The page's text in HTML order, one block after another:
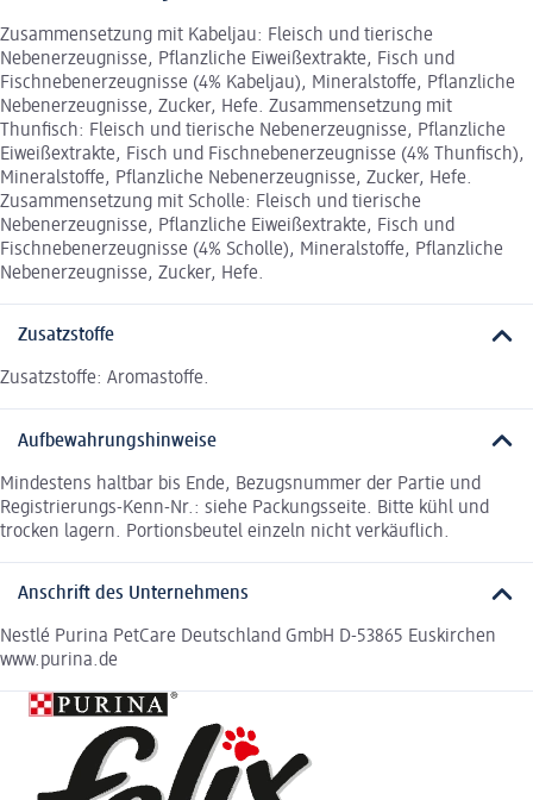
Zusammensetzung mit Kabeljau: Fleisch und tierische
Nebenerzeugnisse, Pflanzliche Eiweißextrakte, Fisch und
Fischnebenerzeugnisse (4% Kabeljau), Mineralstoffe, Pflanzliche
Nebenerzeugnisse, Zucker, Hefe. Zusammensetzung mit
Thunfisch: Fleisch und tierische Nebenerzeugnisse, Pflanzliche
Eiweißextrakte, Fisch und Fischnebenerzeugnisse (4% Thunfisch),
Mineralstoffe, Pflanzliche Nebenerzeugnisse, Zucker, Hefe.
Zusammensetzung mit Scholle: Fleisch und tierische
Nebenerzeugnisse, Pflanzliche Eiweißextrakte, Fisch und
Fischnebenerzeugnisse (4% Scholle), Mineralstoffe, Pflanzliche
Nebenerzeugnisse, Zucker, Hefe.
Zusatzstoffe
Zusatzstoffe: Aromastoffe.
Aufbewahrungshinweise
Mindestens haltbar bis Ende, Bezugsnummer der Partie und
Registrierungs-Kenn-Nr.: siehe Packungsseite. Bitte kühl und
trocken lagern. Portionsbeutel einzeln nicht verkäuflich.
Anschrift des Unternehmens
Nestlé Purina PetCare Deutschland GmbH D-53865 Euskirchen
www.purina.de